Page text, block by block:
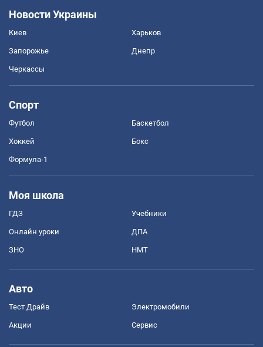
Новости Украины
Киев Харьков
Запорожье Днепр
Черкассы
Спорт
Футбол Баскетбол
Хоккей Бокс
Формула-1
Моя школа
ГДЗ Учебники
Онлайн уроки ДПА
ЗНО НМТ
Авто
Тест Драйв Электромобили
Акции Сервис